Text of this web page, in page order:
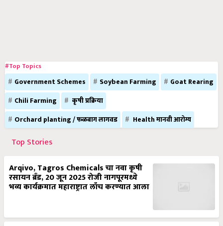
#Top Topics
Government Schemes Soybean Farming
Goat Rearing
Chili Farming
कृषी प्रक्रिया
Orchard planting / फळबाग लागवड
Health मानवी आरोग्य
Top Stories
Arqivo, Tagros Chemicals चा नवा कृषी
रसायन ब्रँड, 20 जून 2025 रोजी नागपूरमध्ये
भव्य कार्यक्रमात महाराष्ट्रात लाँच करण्यात आला